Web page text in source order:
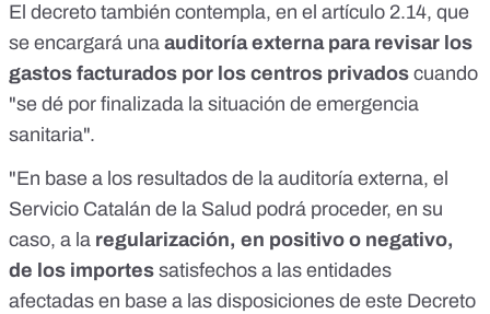
El decreto también contempla, en el artículo 2.14, que
se encargará una auditoría externa para revisar los
gastos facturados por los centros privados cuando
"se dé por finalizada la situación de emergencia
sanitaria".
"En base a los resultados de la auditoría externa, el
Servicio Catalán de la Salud podrá proceder, en su
caso, a la regularización, en positivo o negativo,
de los importes satisfechos a las entidades
afectadas en base a las disposiciones de este Decreto